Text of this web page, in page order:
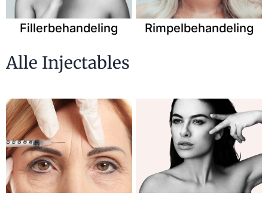
Fillerbehandeling Rimpelbehandeling
Alle Injectables